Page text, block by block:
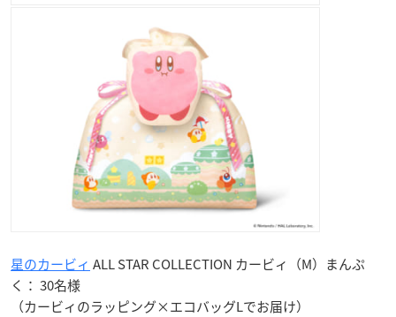
星のカービィ ALL STAR COLLECTION カービィ（M）まんぷ
く： 30名様
（カービィのラッピング×エコバッグLでお届け）